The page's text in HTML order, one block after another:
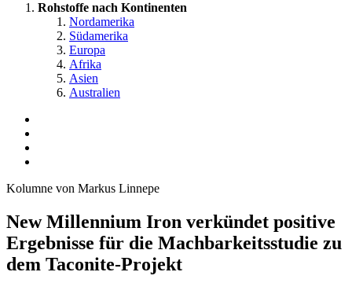
Rohstoffe nach Kontinenten
Nordamerika
Südamerika
Europa
Afrika
Asien
Australien
Kolumne von Markus Linnepe
New Millennium Iron verkündet positive
Ergebnisse für die Machbarkeitsstudie zu
dem Taconite-Projekt